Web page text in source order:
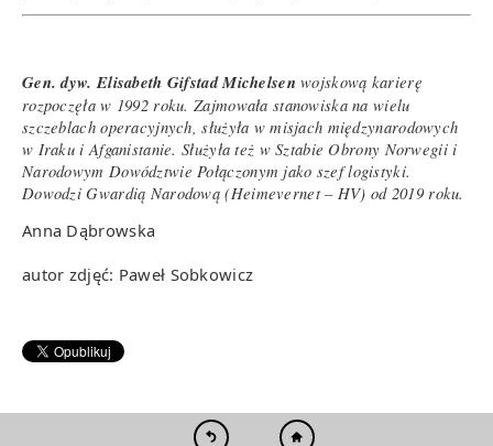
Gen. dyw. Elisabeth Gifstad Michelsen wojskową karierę
rozpoczęła w 1992 roku. Zajmowała stanowiska na wielu
szczeblach operacyjnych, służyła w misjach międzynarodowych
w Iraku i Afganistanie. Służyła też w Sztabie Obrony Norwegii i
Narodowym Dowództwie Połączonym jako szef logistyki.
Dowodzi Gwardią Narodową (Heimevernet – HV) od 2019 roku.
Anna Dąbrowska
autor zdjęć: Paweł Sobkowicz